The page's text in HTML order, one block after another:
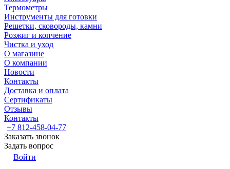
Термометры
Инструменты для готовки
Решетки, сковороды, камни
Розжиг и копчение
Чистка и уход
О магазине
О компании
Новости
Контакты
Доставка и оплата
Сертификаты
Отзывы
Контакты
+7 812-458-04-77
Заказать звонок
Задать вопрос
Войти